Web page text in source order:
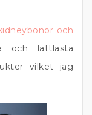
och
och lättlästa
vilket jag